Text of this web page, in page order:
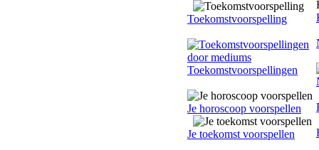
Toekomstvoorspelling
Toekomstvoorspellingen
Je horoscoop voorspellen
Je toekomst voorspellen